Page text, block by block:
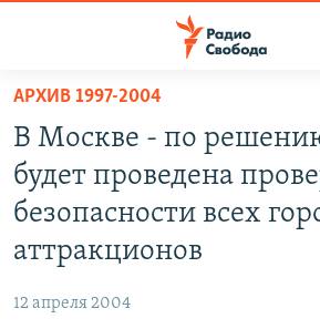
упрощенного
доступа
Вернуться
основному
содержанию
Вернутся
ПОДКАСТЫ
АВТОРСКИЕ ПРОЕКТЫ
КУЛЬТУРА
АРХИВ 1997-2004
В Москве - по
будет проведена
безопасности всех
аттракционов
12 апреля 2004